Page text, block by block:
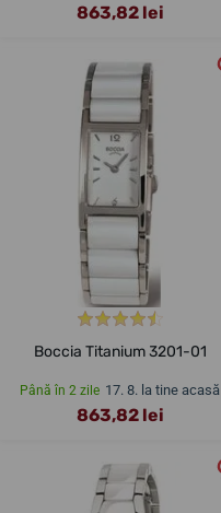
863,82 lei
Boccia Titanium 3201-01
Până în 2 zile 17. 8. la tine acasă
863,82 lei